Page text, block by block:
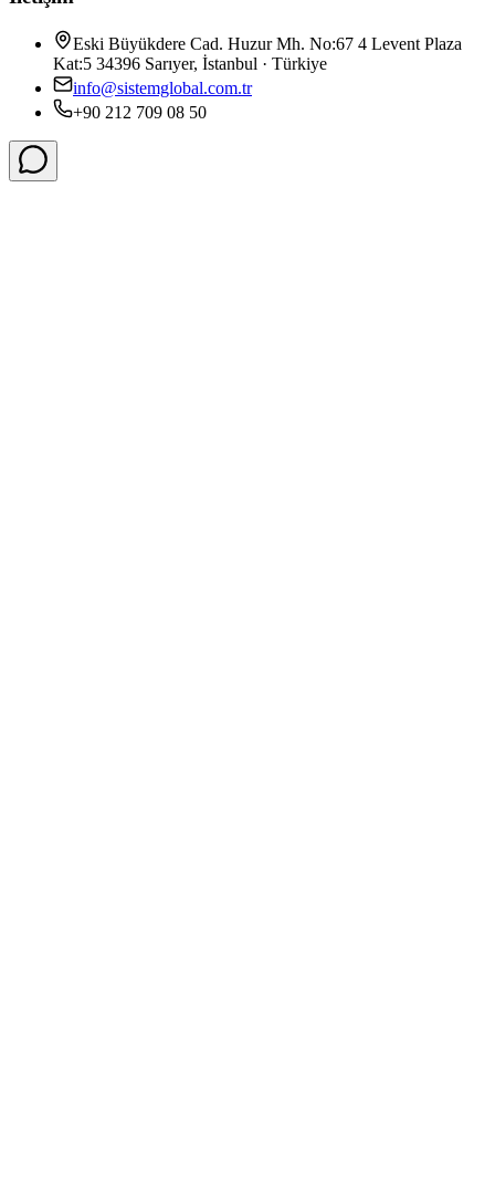
Eski Büyükdere Cad. Huzur Mh. No:67 4 Levent Plaza
Kat:5 34396 Sarıyer, İstanbul · Türkiye
info@sistemglobal.com.tr
+90 212 709 08 50